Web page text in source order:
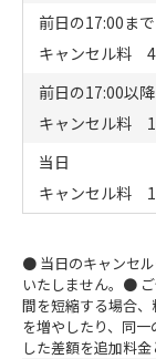
前日の17:00まで
キャンセル料
前日の17:00以降
キャンセル料
当日
キャンセル料
● 当日のキャンセ
いたしません。 ● ご
間を短縮する場合、
を増やしたり、同
した差額を追加料